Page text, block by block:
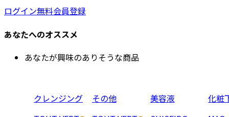
ログイン無料会員登録
あなたへのオススメ
あなたが興味のありそうな商品
クレンジング
その他
美容液
化粧